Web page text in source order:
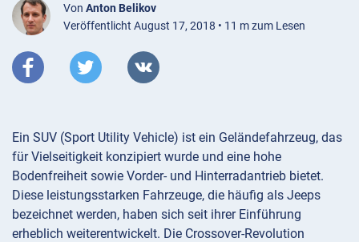
Von Anton Belikov
Veröffentlicht August 17, 2018 • 11 m zum Lesen
Ein SUV (Sport Utility Vehicle) ist ein Geländefahrzeug, das
für Vielseitigkeit konzipiert wurde und eine hohe
Bodenfreiheit sowie Vorder- und Hinterradantrieb bietet.
Diese leistungsstarken Fahrzeuge, die häufig als Jeeps
bezeichnet werden, haben sich seit ihrer Einführung
erheblich weiterentwickelt. Die Crossover-Revolution